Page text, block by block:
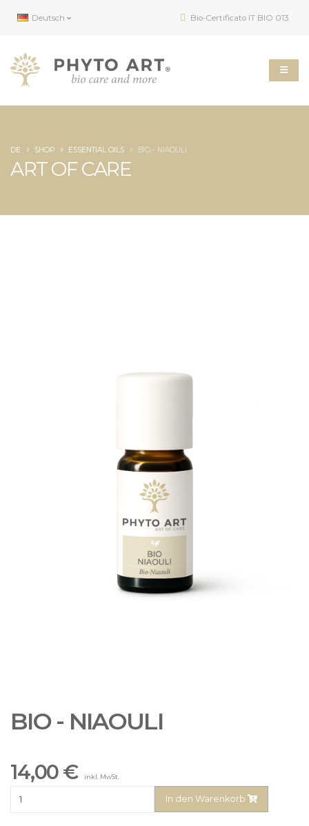
Deutsch Bio-Certificato IT BIO 013
ART OF CARE
DE SHOP ESSENTIAL OILS BIO - NIAOULI
BIO - NIAOULI
14,00 € inkl. MwSt.
In den Warenkorb